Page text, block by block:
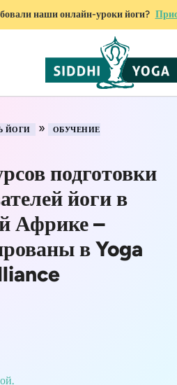
наши онлайн-уроки йоги?
ЙОГИ »
ОБУЧЕНИЕ
подготовки
йоги в
Африке –
в Yoga